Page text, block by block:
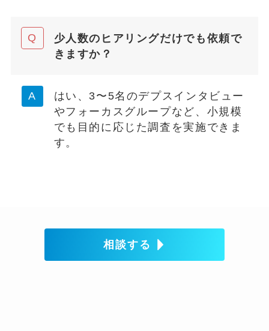
少人数のヒアリングだけでも依頼で
きますか？
はい、3〜5名のデプスインタビュー
やフォーカスグループなど、小規模
でも目的に応じた調査を実施できま
す。
相談する